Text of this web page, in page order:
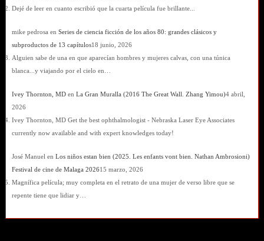
Dejé de leer en cuanto escribió que la cuarta película fue brillante...
mike pedrosa en Series de ciencia ficción de los años 80: grandes clásicos y
subproductos de 13 capítulos18 junio, 2026
Alguien sabe de una en que aparecían hombres y mujeres calvas, con una túnica
blanca...y viajando por el cielo en…
Ivey Thornton, MDen La Gran Muralla (2016 The Great Wall. Zhang Yimou)4 abril,
2026
Ivey Thornton, MD Get the best ophthalmologist - Nebraska Laser Eye Associates
currently now available and with expert knowledges today!
José Manuel en Los niños estan bien (2025. Les enfants vont bien. Nathan Ambrosioni)
Festival de cine de Malaga 202615 marzo, 2026
Magnífica película; muy completa en el retrato de una mujer de verso libre que se
repente tiene que lidiar y…